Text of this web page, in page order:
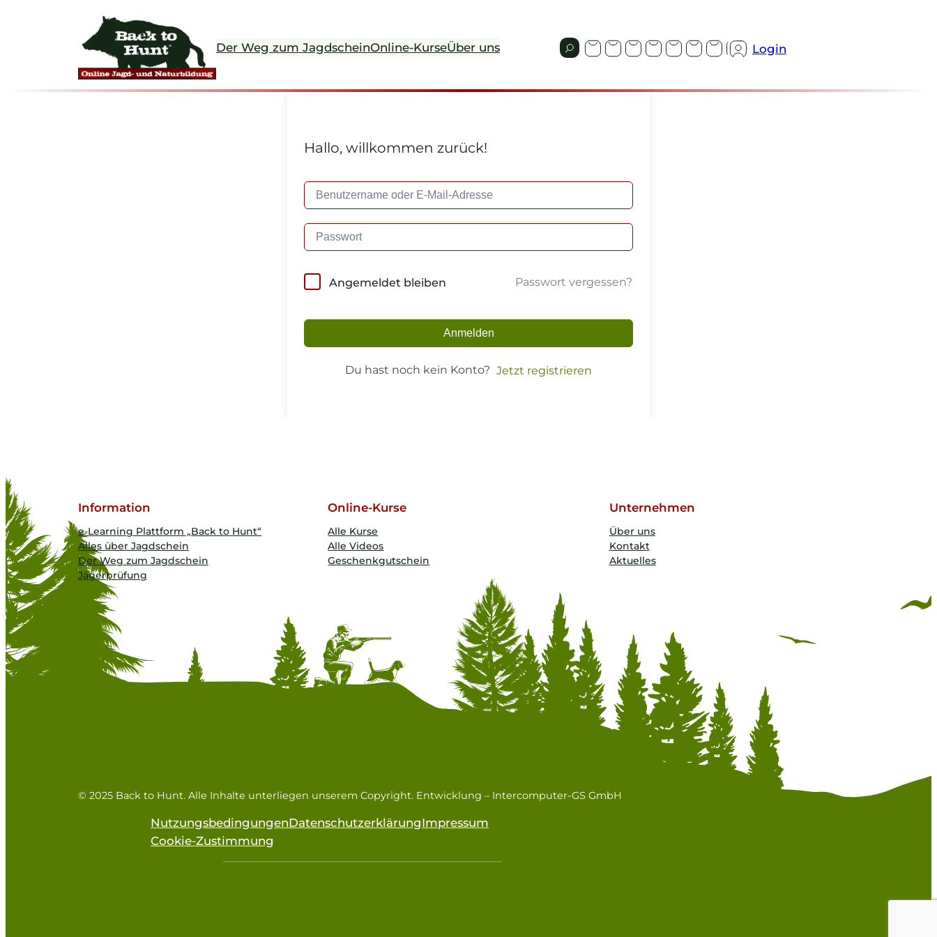
Der Weg zum JagdscheinOnline-KurseÜber uns Login
Hallo, willkommen zurück!
Angemeldet bleiben Passwort vergessen?
Anmelden
Du hast noch kein Konto? Jetzt registrieren
Information
e-Learning Plattform „Back to Hunt“
Alles über Jagdschein
Der Weg zum Jagdschein
Jägerprüfung
Online-Kurse
Alle Kurse
Alle Videos
Geschenkgutschein
Unternehmen
Über uns
Kontakt
Aktuelles
© 2025 Back to Hunt. Alle Inhalte unterliegen unserem Copyright. Entwicklung – Intercomputer-GS GmbH
NutzungsbedingungenDatenschutzerklärungImpressum
Cookie-Zustimmung